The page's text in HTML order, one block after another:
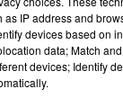
FAIT ÇA,
IP address and
devices based on
data; Match
devices; Identify